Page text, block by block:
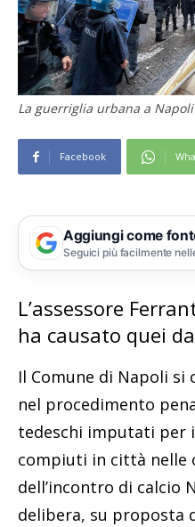
La guerriglia urbana a
Facebook
Aggiungi come
Seguici più facilmente
L’assessore
ha causato quei
Il Comune di Napoli
nel procedimento
tedeschi imputati per
compiuti in città nelle
dell’incontro di calcio
delibera, su proposta